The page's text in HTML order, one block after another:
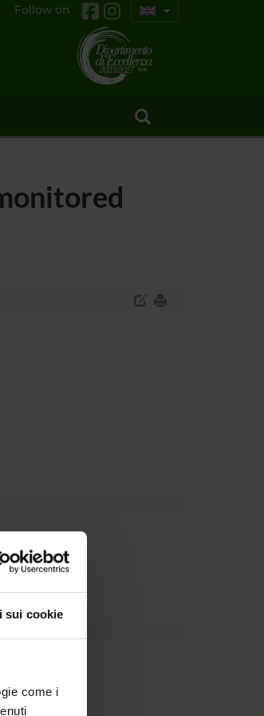
sui cookie
come i
Follow on